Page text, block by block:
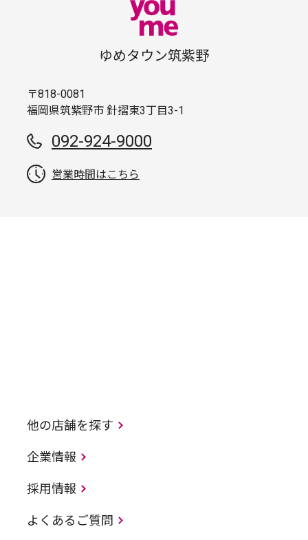
ゆめタウン筑紫野
〒818-0081
福岡県筑紫野市 針摺東3丁目3-1
092-924-9000
営業時間はこちら
他の店舗を探す
企業情報
採用情報
よくあるご質問